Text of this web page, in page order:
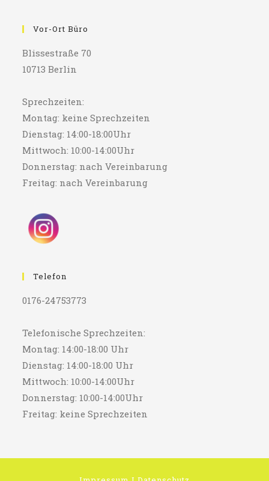
Vor-Ort Büro
Blissestraße 70
10713 Berlin
Sprechzeiten:
Montag: keine Sprechzeiten
Dienstag: 14:00-18:00Uhr
Mittwoch: 10:00-14:00Uhr
Donnerstag: nach Vereinbarung
Freitag: nach Vereinbarung
Telefon
0176-24753773
Telefonische Sprechzeiten:
Montag: 14:00-18:00 Uhr
Dienstag: 14:00-18:00 Uhr
Mittwoch: 10:00-14:00Uhr
Donnerstag: 10:00-14:00Uhr
Freitag: keine Sprechzeiten